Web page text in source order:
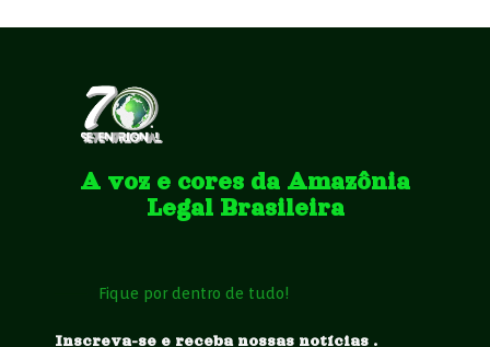
A voz e cores da Amazônia
Legal Brasileira
Fique por dentro de tudo!
Inscreva-se e receba nossas notícias .